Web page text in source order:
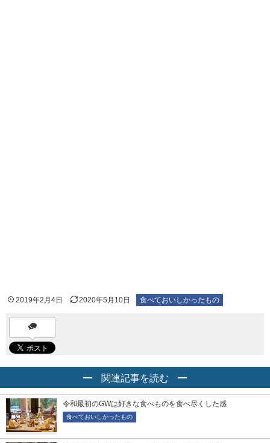
2019年2月4日 2020年5月10日 食べておいしかったもの
関連記事を読む
令和最初のGWは好きな食べものを食べ尽くした感
食べておいしかったもの